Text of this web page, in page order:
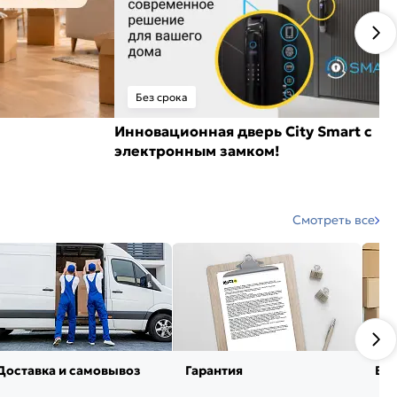
Без срока
Инновационная дверь City Smart с
электронным замком!
Смотреть все
и самовывоз Гарантия